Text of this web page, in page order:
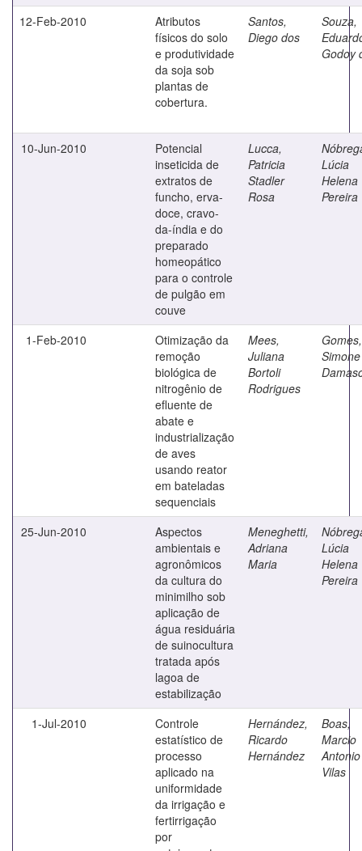
12-Feb-2010
Atributos
físicos do solo
e produtividade
da soja sob
plantas de
cobertura.
Santos,
Diego dos
Souza,
Godoy
10-Jun-2010
Potencial
inseticida de
extratos de
funcho, erva-
doce, cravo-
da-índia e do
preparado
homeopático
para o controle
de pulgão em
couve
Lucca,
Patricia
Stadler
Rosa
Lúcia
Helena
Pereira
1-Feb-2010
Otimização da
remoção
biológica de
nitrogênio de
efluente de
abate e
industrialização
de aves
usando reator
em bateladas
sequenciais
Mees,
Juliana
Bortoli
Rodrigues
Gomes,
Simone
25-Jun-2010
Aspectos
ambientais e
agronômicos
da cultura do
minimilho sob
aplicação de
água residuária
de suinocultura
tratada após
lagoa de
estabilização
Meneghetti,
Adriana
Maria
Lúcia
Helena
Pereira
1-Jul-2010
Controle
estatístico de
processo
aplicado na
uniformidade
da irrigação e
fertirrigação
por
Hernández,
Ricardo
Hernández
Boas,
Marcio
Antonio
Vilas